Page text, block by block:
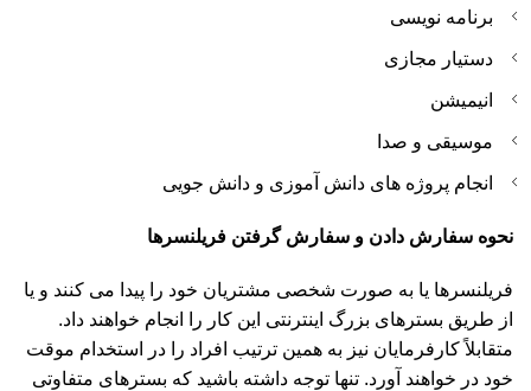
برنامه نویسی
دستیار مجازی
انیمیشن
موسیقی و صدا
انجام پروژه های دانش آموزی و دانش جویی
نحوه سفارش دادن و سفارش گرفتن فریلنسرها
فریلنسرها یا به صورت شخصی مشتریان خود را پیدا می کنند و یا
از طریق بسترهای بزرگ اینترنتی این کار را انجام خواهند داد.
متقابلاً کارفرمایان نیز به همین ترتیب افراد را در استخدام موقت
خود در خواهند آورد. تنها توجه داشته باشید که بسترهای متفاوتی